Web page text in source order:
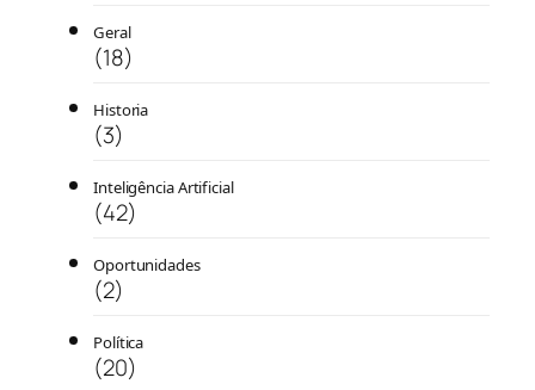
Geral
(18)
Historia
(3)
Inteligência Artificial
(42)
Oportunidades
(2)
Política
(20)